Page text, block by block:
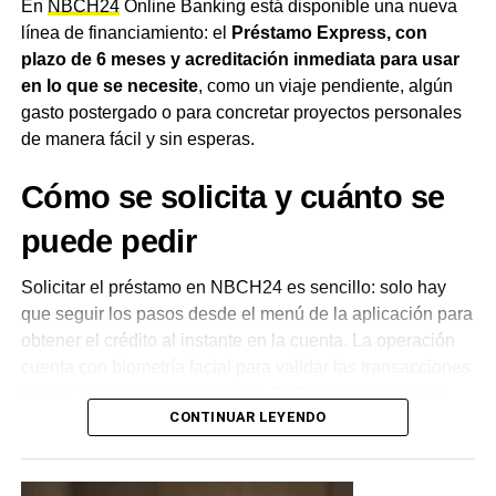
acción o trámite adicional. El servicio no tiene costos
adicionales, comisiones ni intereses, y puede utilizarse
en cualquier comercio que opere con la tarjeta de débito
Chaco 24.
el día a día
Desde el NBCHremarcaron que la entidad busca
posicionarse como aliada de las familias chaqueñas para
acompañar el día a día, con la tranquilidad de poder
comprar y cubrir imprevistos incluso cuando no hay saldo
Token o credenciales de homebanking,
En NBCH24Online Banking está disponible una nueva
línea de financiamiento: el
Préstamo Express, con
plazo de 6 meses y acreditación inmediata para usar
en lo que se necesite, como un viaje pendiente, algún
gasto postergado o para concretar proyectos personales
de manera fácil y sin esperas.
Cómo se solicita y cuánto se
puede pedir
Solicitar el préstamo en NBCH24 es sencillo: solo hay
que seguir los pasos desde el menú de la aplicación para
obtener el crédito al instante en la cuenta. La operación
permite acceder a hasta $15.000.000, según la
CONTINUAR LEYENDO